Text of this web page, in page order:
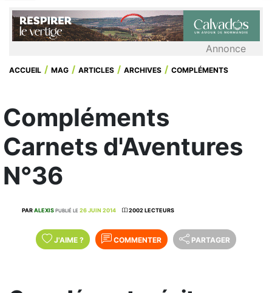
Annonce
ACCUEIL MAG ARTICLES ARCHIVES COMPLÉMENTS
Compléments
Carnets d'Aventures
N°36
PARALEXIS PUBLIÉ LE 26 JUIN 2014 2002 LECTEURS
J'AIME ? COMMENTER PARTAGER